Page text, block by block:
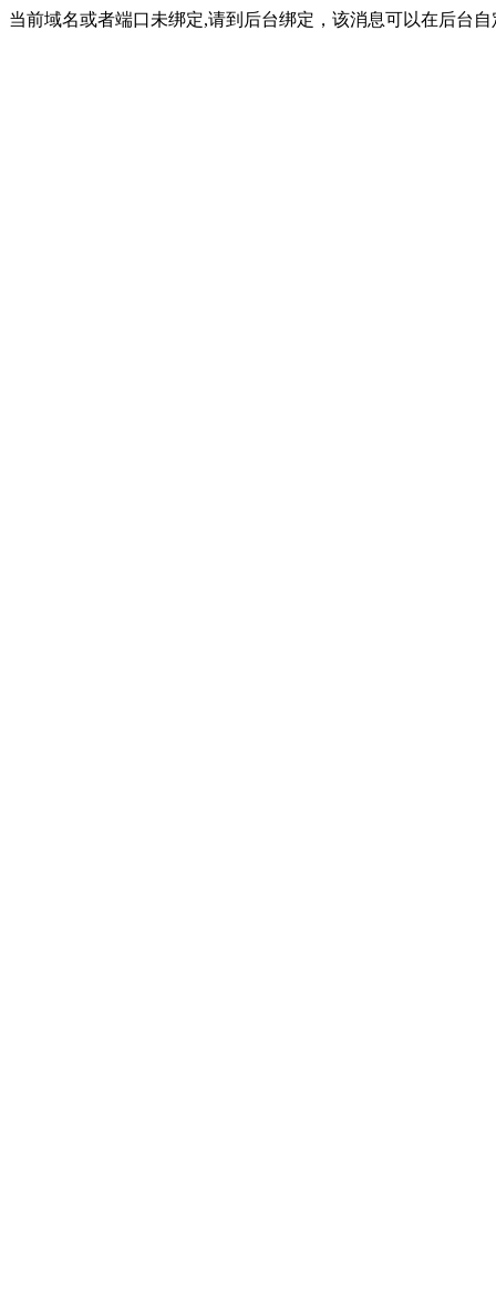
当前域名或者端口未绑定,请到后台绑定，该消息可以在后台自